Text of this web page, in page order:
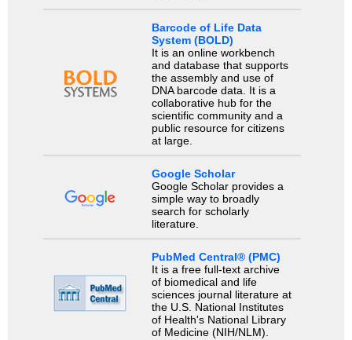
Barcode of Life Data
System (BOLD)
It is an online workbench
and database that supports
the assembly and use of
DNA barcode data. It is a
collaborative hub for the
scientific community and a
public resource for citizens
at large.
Google Scholar
Google Scholar provides a
simple way to broadly
search for scholarly
literature.
PubMed Central® (PMC)
It is a free full-text archive
of biomedical and life
sciences journal literature at
the U.S. National Institutes
of Health's National Library
of Medicine (NIH/NLM).